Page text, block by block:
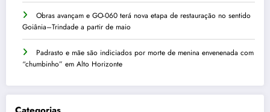
Obras avançam e GO-060 terá nova etapa de restauração no sentido
Goiânia–Trindade a partir de maio
Padrasto e mãe são indiciados por morte de menina envenenada com
“chumbinho” em Alto Horizonte